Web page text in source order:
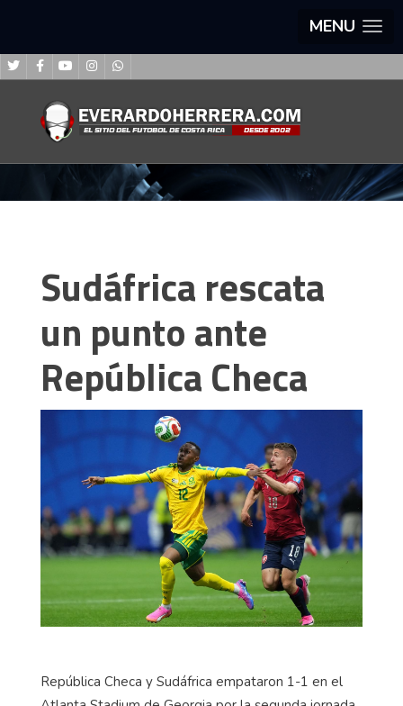
MENU
Sudáfrica rescata
un punto ante
República Checa
República Checa y Sudáfrica empataron 1-1 en el